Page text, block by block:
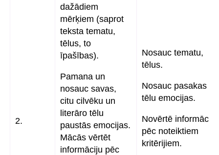
2.
dažādiem
mērķiem (saprot
teksta tematu,
tēlus, to
īpašības).
Pamana un
nosauc savas,
citu cilvēku un
literāro tēlu
paustās emocijas.
Mācās vērtēt
informāciju pēc
Nosauc tematu,
tēlus.
Nosauc pasakas
tēlu emocijas.
Novērtē informāciju
pēc noteiktiem
kritērijiem.